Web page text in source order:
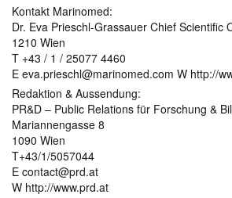
Kontakt Marinomed:
Dr. Eva Prieschl-Grassauer Chief Scientific
1210 Wien
T +43 / 1 / 25077 4460
E eva.prieschl@marinomed.com W http://
Redaktion & Aussendung:
PR&D – Public Relations für Forschung &
Mariannengasse 8
1090 Wien
T+43/1/5057044
E contact@prd.at
W http://www.prd.at